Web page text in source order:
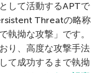
して活動するAPTで
Threatの略称
執拗な攻撃」です。
り、高度な攻撃手法
て成功するまで執拗